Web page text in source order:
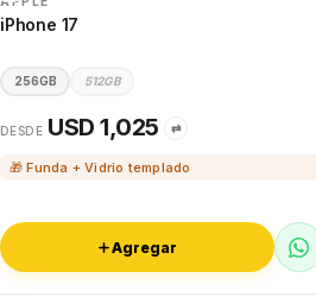
iPhone 17
256GB 512GB
DESDE USD 1,025 ⇄
🎁 Funda + Vidrio templado
Agregar